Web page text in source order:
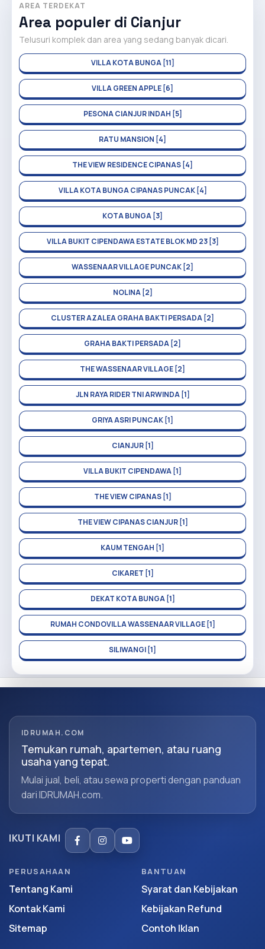
AREA TERDEKAT
Area populer di Cianjur
Telusuri komplek dan area yang sedang banyak dicari.
VILLA KOTA BUNGA [11]
VILLA GREEN APPLE [6]
PESONA CIANJUR INDAH [5]
RATU MANSION [4]
THE VIEW RESIDENCE CIPANAS [4]
VILLA KOTA BUNGA CIPANAS PUNCAK [4]
KOTA BUNGA [3]
VILLA BUKIT CIPENDAWA ESTATE BLOK MD 23 [3]
WASSENAAR VILLAGE PUNCAK [2]
NOLINA [2]
CLUSTER AZALEA GRAHA BAKTI PERSADA [2]
GRAHA BAKTI PERSADA [2]
THE WASSENAAR VILLAGE [2]
JLN RAYA RIDER TNI ARWINDA [1]
GRIYA ASRI PUNCAK [1]
CIANJUR [1]
VILLA BUKIT CIPENDAWA [1]
THE VIEW CIPANAS [1]
THE VIEW CIPANAS CIANJUR [1]
KAUM TENGAH [1]
CIKARET [1]
DEKAT KOTA BUNGA [1]
RUMAH CONDOVILLA WASSENAAR VILLAGE [1]
SILIWANGI [1]
IDRUMAH.COM
Temukan rumah, apartemen, atau ruang
usaha yang tepat.
Mulai jual, beli, atau sewa properti dengan panduan
dari IDRUMAH.com.
IKUTI KAMI
PERUSAHAAN
Tentang Kami
Kontak Kami
Sitemap
BANTUAN
Syarat dan Kebijakan
Kebijakan Refund
Contoh Iklan